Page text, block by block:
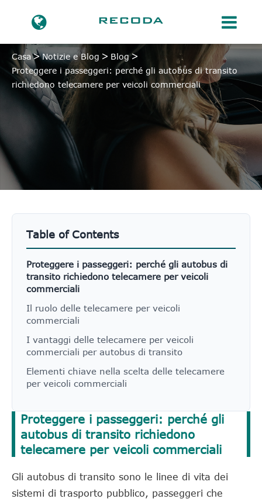
Casa Notizie e Blog
Blog
Proteggere i passeggeri: perché gli autobus di transito
richiedono telecamere per veicoli commerciali
Proteggere i passeggeri: perché gli
autobus di transito richiedono
telecamere per veicoli commerciali
Gli autobus di transito sono le linee di vita dei
sistemi di trasporto pubblico, passeggeri che
Table of Contents
Proteggere i passeggeri: perché gli autobus di
transito richiedono telecamere per veicoli
commerciali
Il ruolo delle telecamere per veicoli
commerciali
I vantaggi delle telecamere per veicoli
commerciali per autobus di transito
Elementi chiave nella scelta delle telecamere
per veicoli commerciali